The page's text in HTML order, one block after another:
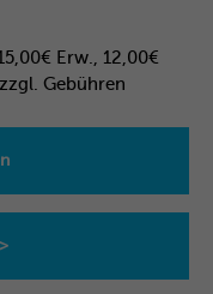
Erw., 12,00€
Gebühren